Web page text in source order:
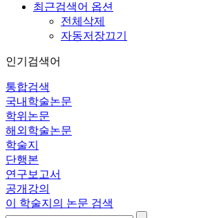
최근검색어 옵션
전체삭제
자동저장끄기
인기검색어
통합검색
국내학술논문
학위논문
해외학술논문
학술지
단행본
연구보고서
공개강의
이 학술지의 논문 검색